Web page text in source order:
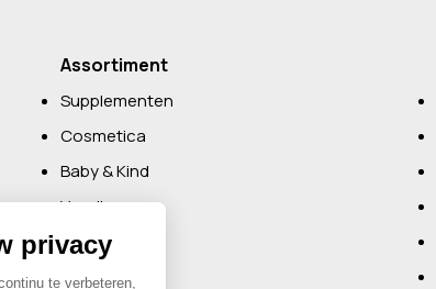
Assortiment
Supplementen
Cosmetica
Baby & Kind
Voeding
Boeken
Huishoudelijk